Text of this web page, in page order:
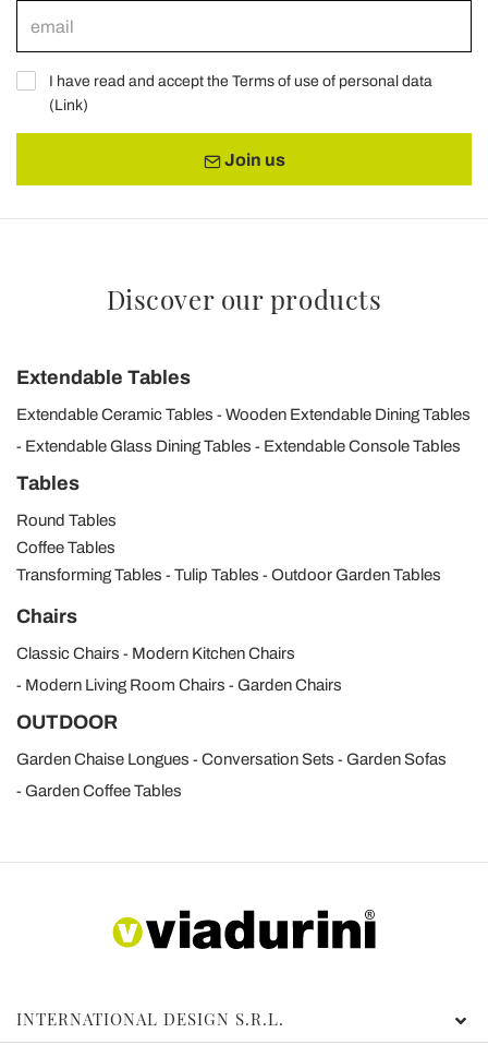
I have read and accept the Terms of use of personal data
(Link)
Join us
Discover our products
Extendable Tables
Extendable Ceramic Tables
Wooden Extendable Dining Tables
Extendable Glass Dining Tables
Extendable Console Tables
Tables
Round Tables
Coffee Tables
Transforming Tables
Tulip Tables Outdoor Garden Tables
Chairs
Classic Chairs
Modern Kitchen Chairs
Modern Living Room Chairs
Garden Chairs
OUTDOOR
Garden Chaise Longues Conversation Sets
Garden Sofas
Garden Coffee Tables
INTERNATIONAL DESIGN S.R.L.